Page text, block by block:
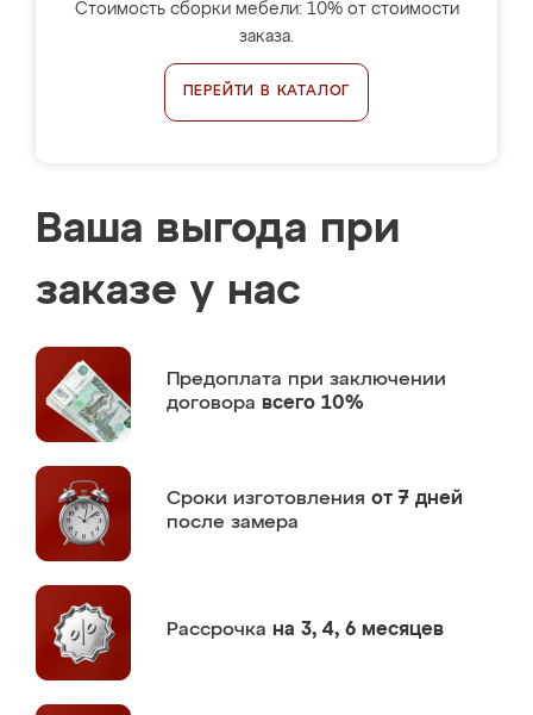
Стоимость сборки мебели: 10% от стоимости
заказа.
ПЕРЕЙТИ В КАТАЛОГ
Ваша выгода при
заказе у нас
Предоплата при заключении
договора всего 10%
Сроки изготовления от 7 дней
после замера
Рассрочка на 3, 4, 6 месяцев